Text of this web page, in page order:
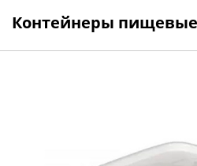
Контейнеры пищевые